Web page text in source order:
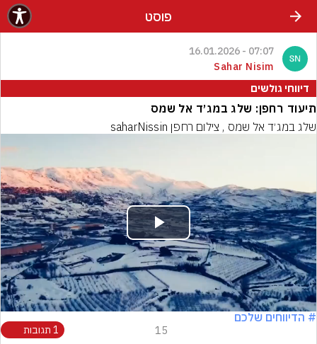
פוסט
07:07 - 16.01.2026
Sahar Nisim
דיווחי גולשים
תיעוד רחפן: שלג במג׳ד אל שמס
שלג במג׳ד אל שמס , צילום רחפן saharNissin
Play
Video
# הדיווחים שלכם
15 1 תגובות